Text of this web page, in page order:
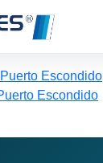
Puerto Escondido
Escondido